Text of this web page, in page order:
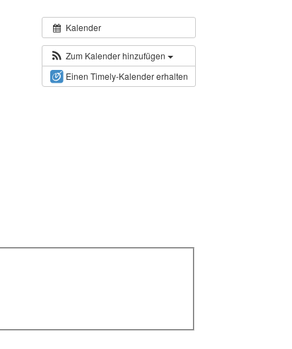
Kalender
Zum Kalender hinzufügen
Einen Timely-Kalender erhalten